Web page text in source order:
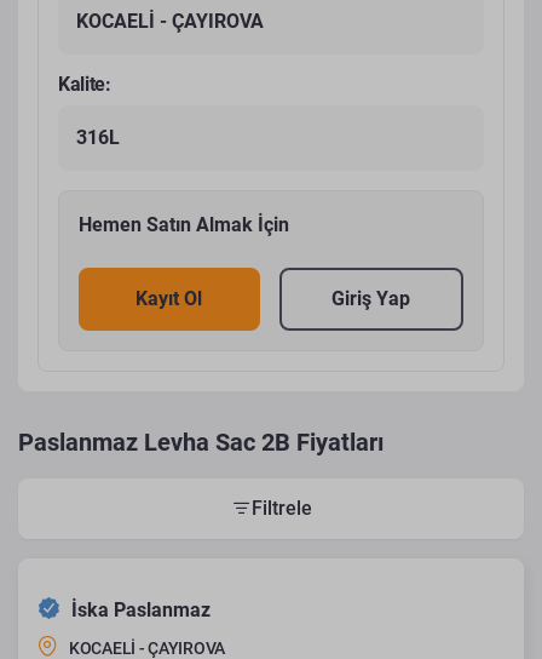
KOCAELİ - ÇAYIROVA
Kalite:
316L
Hemen Satın Almak İçin
Kayıt Ol Giriş Yap
Paslanmaz Levha Sac 2B Fiyatları
Filtrele
İska Paslanmaz
KOCAELİ - ÇAYIROVA